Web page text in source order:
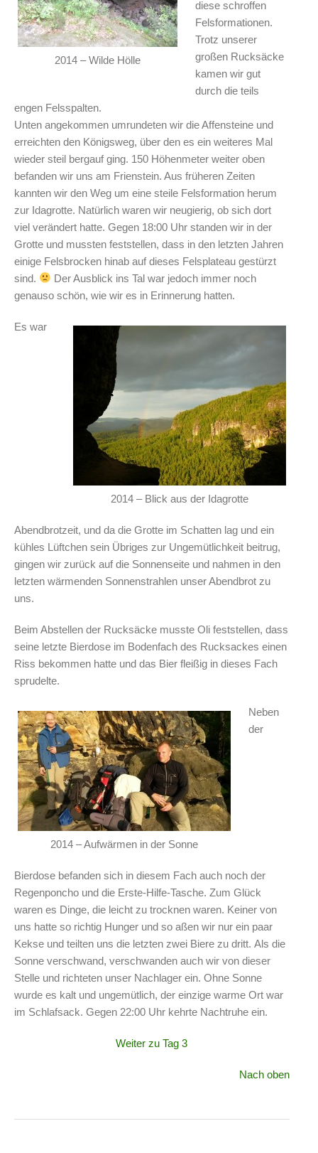
2014 – Wilde Hölle
diese schroffen
Felsformationen.
Trotz unserer
großen Rucksäcke
kamen wir gut
durch die teils
engen Felsspalten.
Unten angekommen umrundeten wir die Affensteine und
erreichten den Königsweg, über den es ein weiteres Mal
wieder steil bergauf ging. 150 Höhenmeter weiter oben
befanden wir uns am Frienstein. Aus früheren Zeiten
kannten wir den Weg um eine steile Felsformation herum
zur Idagrotte. Natürlich waren wir neugierig, ob sich dort
viel verändert hatte. Gegen 18:00 Uhr standen wir in der
Grotte und mussten feststellen, dass in den letzten Jahren
einige Felsbrocken hinab auf dieses Felsplateau gestürzt
sind.
Der Ausblick ins Tal war jedoch immer noch
genauso schön, wie wir es in Erinnerung hatten.
2014 – Blick aus der Idagrotte
Es war
Abendbrotzeit, und da die Grotte im Schatten lag und ein
kühles Lüftchen sein Übriges zur Ungemütlichkeit beitrug,
gingen wir zurück auf die Sonnenseite und nahmen in den
letzten wärmenden Sonnenstrahlen unser Abendbrot zu
uns.
Beim Abstellen der Rucksäcke musste Oli feststellen, dass
seine letzte Bierdose im Bodenfach des Rucksackes einen
Riss bekommen hatte und das Bier fleißig in dieses Fach
sprudelte.
2014 – Aufwärmen in der Sonne
Neben
der
Bierdose befanden sich in diesem Fach auch noch der
Regenponcho und die Erste-Hilfe-Tasche. Zum Glück
waren es Dinge, die leicht zu trocknen waren. Keiner von
uns hatte so richtig Hunger und so aßen wir nur ein paar
Kekse und teilten uns die letzten zwei Biere zu dritt. Als die
Sonne verschwand, verschwanden auch wir von dieser
Stelle und richteten unser Nachlager ein. Ohne Sonne
wurde es kalt und ungemütlich, der einzige warme Ort war
im Schlafsack. Gegen 22:00 Uhr kehrte Nachtruhe ein.
Weiter zu Tag 3
Nach oben